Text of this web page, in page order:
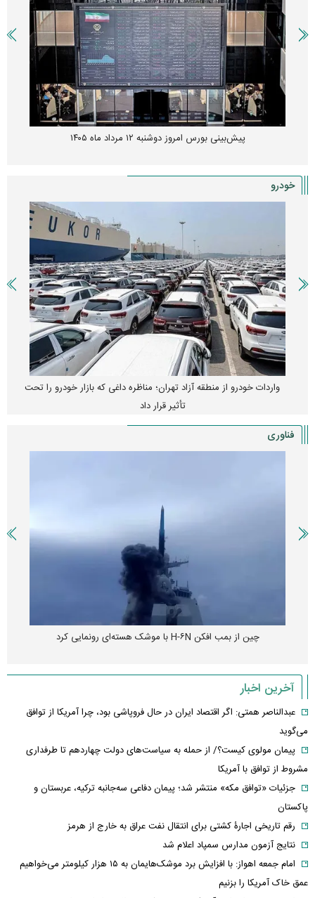
پیش‌بینی بورس امروز دوشنبه ۱۲ مرداد ماه ۱۴۰۵
خودرو
واردات خودرو از منطقه آزاد تهران؛ مناظره داغی که بازار خودرو را تحت
تأثیر قرار داد
فناوری
چین از بمب افکن H-۶N با موشک هسته‌ای رونمایی کرد
آخرین اخبار
عبدالناصر همتی: اگر اقتصاد ایران در حال فروپاشی بود، چرا آمریکا از توافق
می‌گوید
پیمان مولوی کیست؟/ از حمله به سیاست‌های دولت چهاردهم تا طرفداری
مشروط از توافق با آمریکا
جزئیات «توافق مکه» منتشر شد؛ پیمان دفاعی سه‌جانبه ترکیه، عربستان و
پاکستان
رقم تاریخی اجارۀ کشتی برای انتقال نفت عراق به خارج از هرمز
نتایج آزمون مدارس سمپاد اعلام شد
امام‌ جمعه اهواز: با افزایش برد موشک‌هایمان به ۱۵ هزار کیلومتر می‌خواهیم
عمق خاک آمریکا را بزنیم